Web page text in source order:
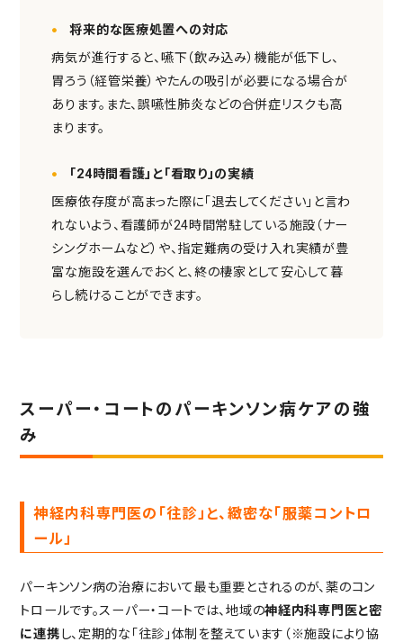
将来的な医療処置への対応
病気が進行すると、嚥下（飲み込み）機能が低下し、
胃ろう（経管栄養）やたんの吸引が必要になる場合が
あります。また、誤嚥性肺炎などの合併症リスクも高
まります。
「24時間看護」と「看取り」の実績
医療依存度が高まった際に「退去してください」と言わ
れないよう、看護師が24時間常駐している施設（ナー
シングホームなど）や、指定難病の受け入れ実績が豊
富な施設を選んでおくと、終の棲家として安心して暮
らし続けることができます。
スーパー・コートのパーキンソン病ケアの強
み
神経内科専門医の「往診」と、緻密な「服薬コントロ
ール」
パーキンソン病の治療において最も重要とされるのが、薬のコン
トロールです。スーパー・コートでは、地域の神経内科専門医と密
に連携し、定期的な「往診」体制を整えています（※施設により協